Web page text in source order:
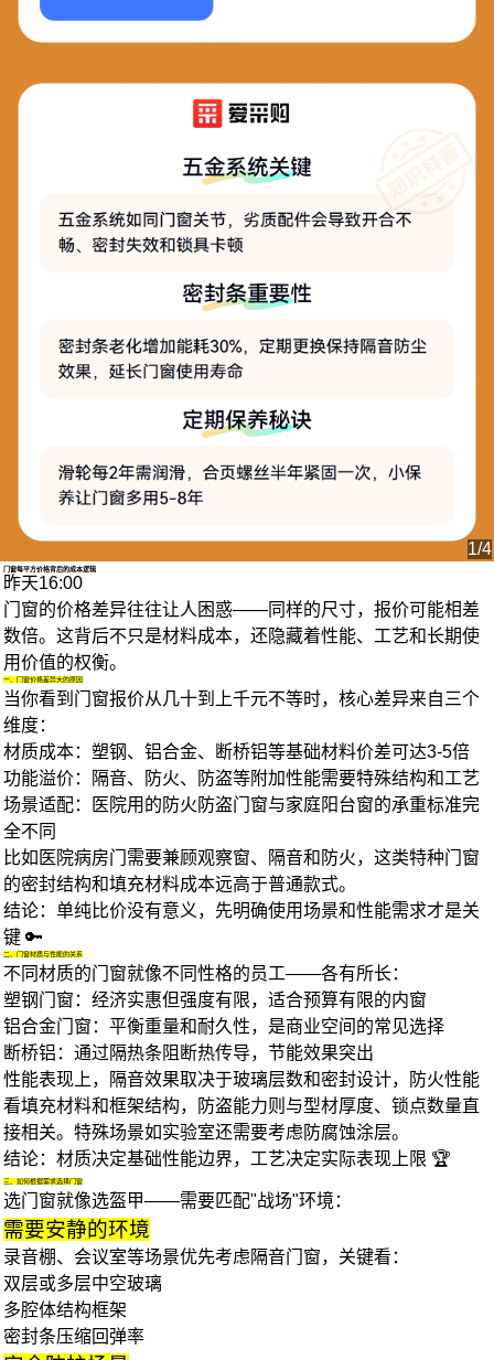
1/4
门窗每平方价格背后的成本逻辑
昨天16:00
门窗的价格差异往往让人困惑——同样的尺寸，报价可能相差
数倍。这背后不只是材料成本，还隐藏着性能、工艺和长期使
用价值的权衡。
一、门窗价格差异大的原因
当你看到 门窗报价从几十到上千元不等时，核心差异来自三个
维度：
材质成本：塑钢、铝合金、断桥铝等基础材料价差可达3-5倍
功能溢价：隔音、防火、防盗等附加性能需要特殊结构和工艺
场景适配：医院用的 防火防盗门窗与家庭阳台窗的承重标准完
全不同
比如医院病房门需要兼顾观察窗、隔音和防火，这类特种门窗
的密封结构和填充材料成本远高于普通款式。
结论：单纯比价没有意义，先明确使用场景和性能需求才是关
键 🔑
二、门窗材质与性能的关系
不同材质的门窗就像不同性格的员工——各有所长：
塑钢门窗 ：经济实惠但强度有限，适合预算有限的内窗
铝合金门窗 ：平衡重量和耐久性，是商业空间的常见选择
断桥铝：通过隔热条阻断热传导，节能效果突出
性能表现上，隔音效果取决于玻璃层数和密封设计，防火性能
看填充材料和框架结构，防盗能力则与型材厚度、锁点数量直
接相关。特殊场景如实验室还需要考虑防腐蚀涂层。
结论：材质决定基础性能边界，工艺决定实际表现上限 🏆
三、如何根据需求选择门窗
选门窗就像选盔甲——需要匹配"战场"环境：
需要安静的环境
录音棚、会议室等场景优先考虑隔音门窗，关键看：
双层或多层中空玻璃
多腔体结构框架
密封条压缩回弹率